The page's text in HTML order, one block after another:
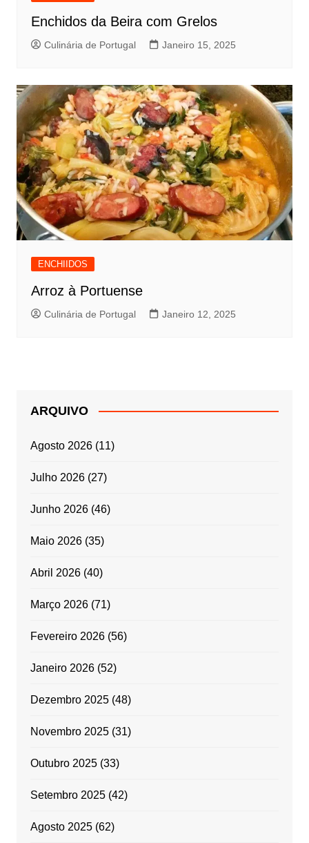
Enchidos da Beira com Grelos
Culinária de Portugal Janeiro 15, 2025
ENCHIIDOS
Arroz à Portuense
Culinária de Portugal Janeiro 12, 2025
ARQUIVO
Agosto 2026(11)
Julho 2026(27)
Junho 2026(46)
Maio 2026(35)
Abril 2026(40)
Março 2026(71)
Fevereiro 2026(56)
Janeiro 2026(52)
Dezembro 2025(48)
Novembro 2025(31)
Outubro 2025(33)
Setembro 2025(42)
Agosto 2025(62)